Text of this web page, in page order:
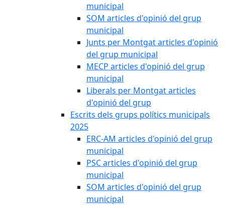
municipal
SOM articles d'opinió del grup
municipal
Junts per Montgat articles d'opinió
del grup municipal
MECP articles d'opinió del grup
municipal
Liberals per Montgat articles
d'opinió del grup
Escrits dels grups polítics municipals
2025
ERC-AM articles d'opinió del grup
municipal
PSC articles d'opinió del grup
municipal
SOM articles d'opinió del grup
municipal